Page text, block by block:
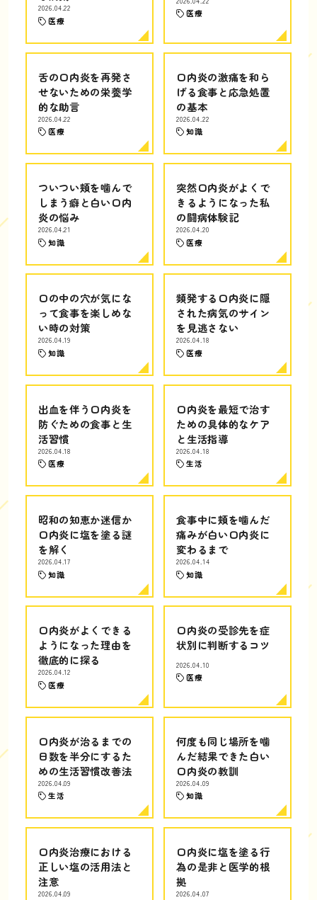
2026.04.22
医療
医療
舌の口内炎を再発さ
せないための栄養学
的な助言
2026.04.22
医療
口内炎の激痛を和ら
げる食事と応急処置
の基本
2026.04.22
知識
ついつい頬を噛んで
しまう癖と白い口内
炎の悩み
2026.04.21
知識
突然口内炎がよくで
きるようになった私
の闘病体験記
2026.04.20
医療
口の中の穴が気にな
って食事を楽しめな
い時の対策
2026.04.19
知識
頻発する口内炎に隠
された病気のサイン
を見逃さない
2026.04.18
医療
出血を伴う口内炎を
防ぐための食事と生
活習慣
2026.04.18
医療
口内炎を最短で治す
ための具体的なケア
と生活指導
2026.04.18
生活
昭和の知恵か迷信か
口内炎に塩を塗る謎
を解く
2026.04.17
知識
食事中に頬を噛んだ
痛みが白い口内炎に
変わるまで
2026.04.14
知識
口内炎がよくできる
ようになった理由を
徹底的に探る
2026.04.12
医療
口内炎の受診先を症
状別に判断するコツ
2026.04.10
医療
口内炎が治るまでの
日数を半分にするた
めの生活習慣改善法
2026.04.09
生活
何度も同じ場所を噛
んだ結果できた白い
口内炎の教訓
2026.04.09
知識
口内炎治療における
正しい塩の活用法と
注意
2026.04.09
口内炎に塩を塗る行
為の是非と医学的根
拠
2026.04.07